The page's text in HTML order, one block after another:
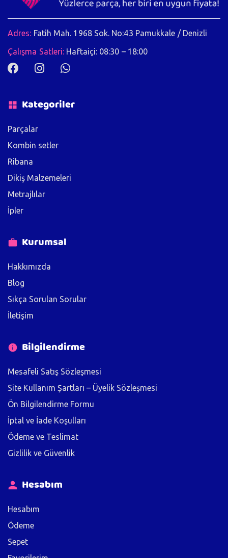
Adres: Fatih Mah. 1968 Sok. No:43 Pamukkale / Denizli
Çalışma Satleri: Haftaiçi: 08:30 – 18:00
Kategoriler
Parçalar
Kombin setler
Ribana
Dikiş Malzemeleri
Metrajlılar
İpler
Kurumsal
Hakkımızda
Blog
Sıkça Sorulan Sorular
İletişim
Bilgilendirme
Mesafeli Satış Sözleşmesi
Site Kullanım Şartları – Üyelik Sözleşmesi
Ön Bilgilendirme Formu
İptal ve İade Koşulları
Ödeme ve Teslimat
Gizlilik ve Güvenlik
Hesabım
Hesabım
Ödeme
Sepet